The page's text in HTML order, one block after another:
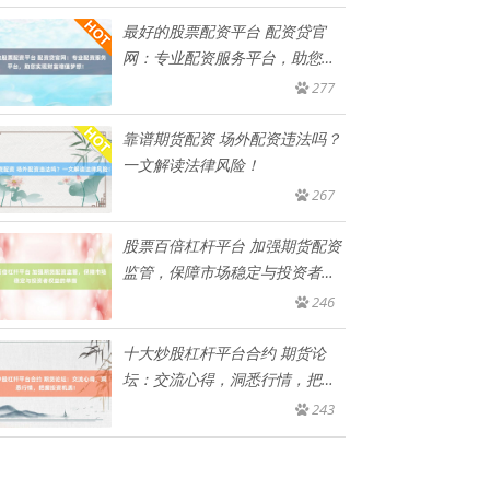
最好的股票配资平台 配资贷官
网：专业配资服务平台，助您实
277
靠谱期货配资 场外配资违法吗？
一文解读法律风险！
267
股票百倍杠杆平台 加强期货配资
监管，保障市场稳定与投资者权
246
十大炒股杠杆平台合约 期货论
坛：交流心得，洞悉行情，把握
243